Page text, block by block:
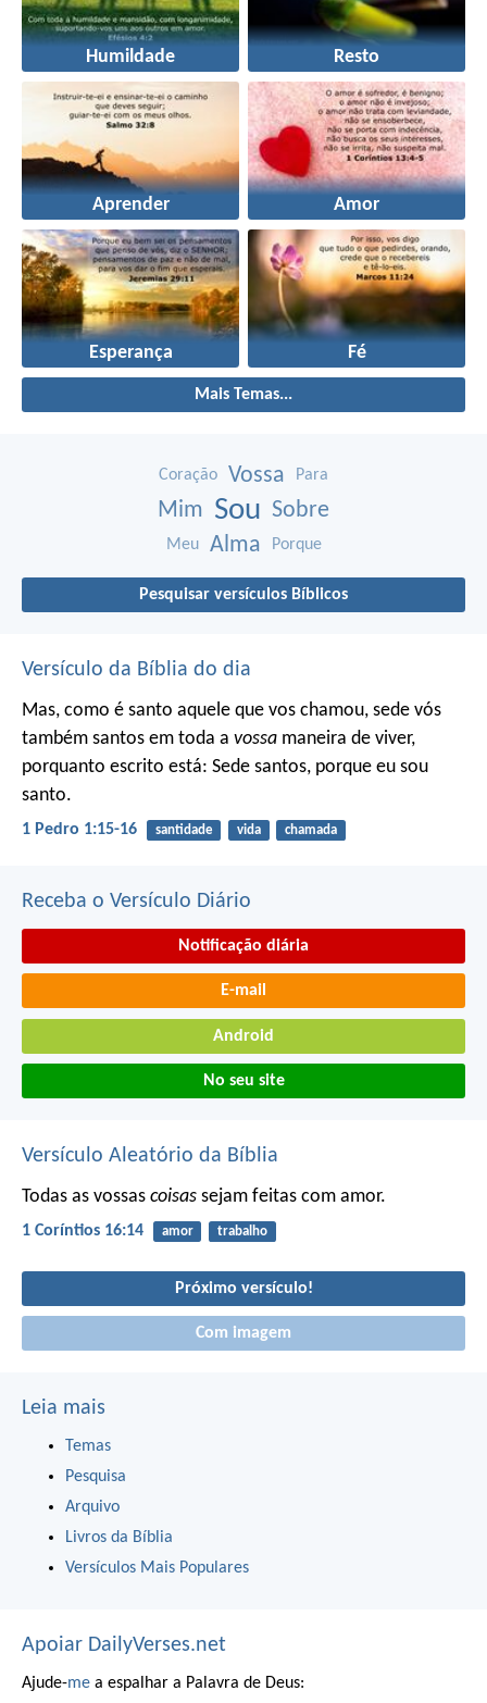
Humildade Resto
Aprender Amor
Esperança Fé
Mais Temas...
Coração Vossa Para
Mim Sou Sobre
Meu Alma Porque
Pesquisar versículos Bíblicos
Versículo da Bíblia do dia
Mas, como é santo aquele que vos chamou, sede vós
também santos em toda a vossa maneira de viver,
porquanto escrito está: Sede santos, porque eu sou
santo.
1 Pedro 1:15-16 santidade vida chamada
Receba o Versículo Diário
Notificação diária
E-mail
Android
No seu site
Versículo Aleatório da Bíblia
Todas as vossas coisas sejam feitas com amor.
1 Coríntios 16:14 amor trabalho
Próximo versículo!
Com imagem
Leia mais
Temas
Pesquisa
Arquivo
Livros da Bíblia
Versículos Mais Populares
Apoiar DailyVerses.net
Ajude-me a espalhar a Palavra de Deus: